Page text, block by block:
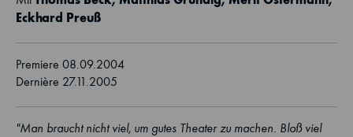
Eckhard Preuß
Premiere 08.09.2004
Dernière 27.11.2005
"Man braucht nicht viel, um gutes Theater zu machen. Bloß viel